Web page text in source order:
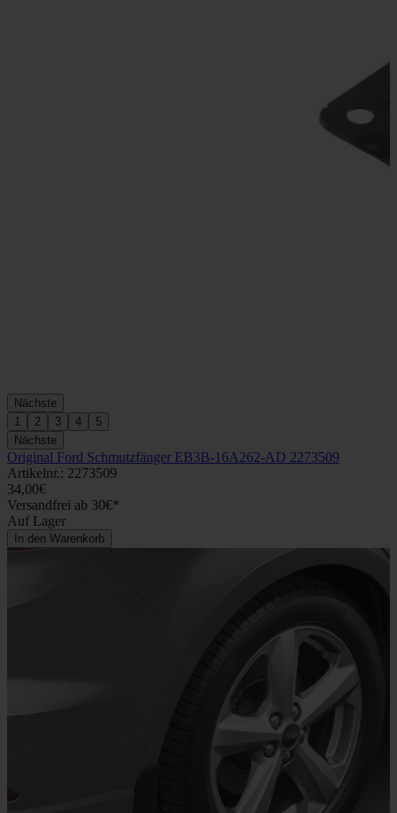
Nächste
1
2 3 4
5
Nächste
Original Ford Schmutzfänger EB3B-16A262-AD 2273509
Artikelnr.: 2273509
34,00€
Versandfrei ab 30€*
Auf Lager
In den Warenkorb